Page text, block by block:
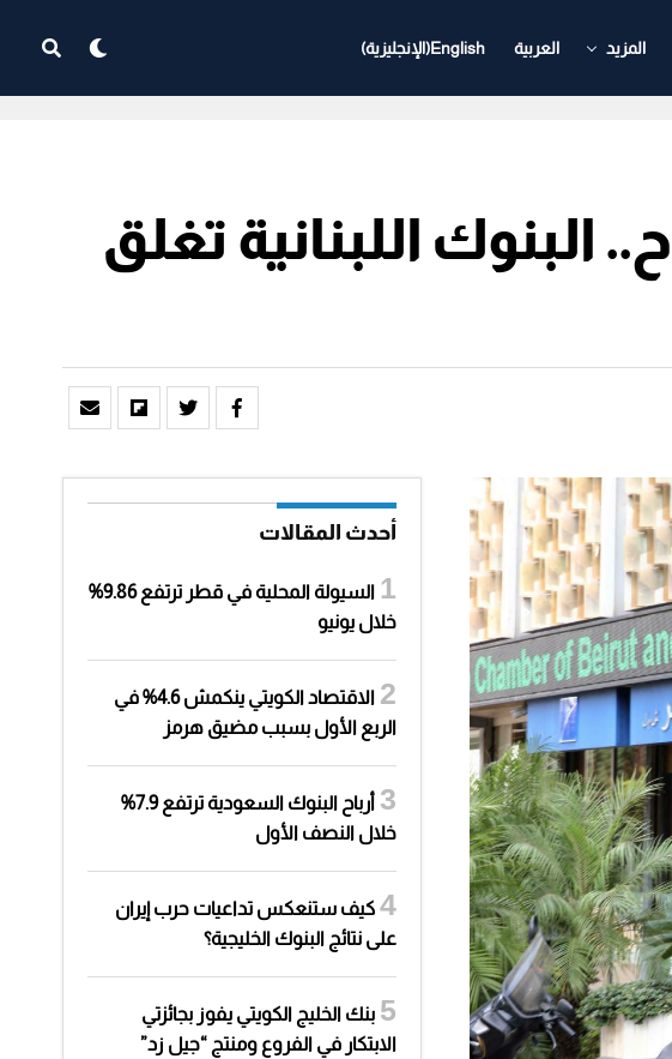
المزيد العربية English
(الإنجليزية)
اللبنانية تغلق
أحدث المقالات
السيولة المحلية في قطر ترتفع 9.86%
خلال يونيو
الاقتصاد الكويتي ينكمش 4.6% في
الربع الأول بسبب مضيق هرمز
أرباح البنوك السعودية ترتفع 7.9%
خلال النصف الأول
كيف ستنعكس تداعيات حرب إيران
على نتائج البنوك الخليجية؟
بنك الخليج الكويتي يفوز بجائزتي
الابتكار في الفروع ومنتج “جيل زد”